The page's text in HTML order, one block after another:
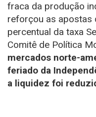
fraca da produção
reforçou as apostas
percentual da taxa
Comitê de Política
mercados norte-
feriado da
a liquidez foi